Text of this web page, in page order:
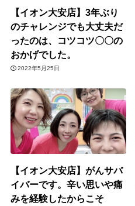
【イオン大安店】3年ぶり
のチャレンジでも大丈夫だ
ったのは、コツコツ〇〇の
おかげでした。
2022年5月25日
【イオン大安店】がんサバ
イバーです。辛い思いや痛
みを経験したからこそ